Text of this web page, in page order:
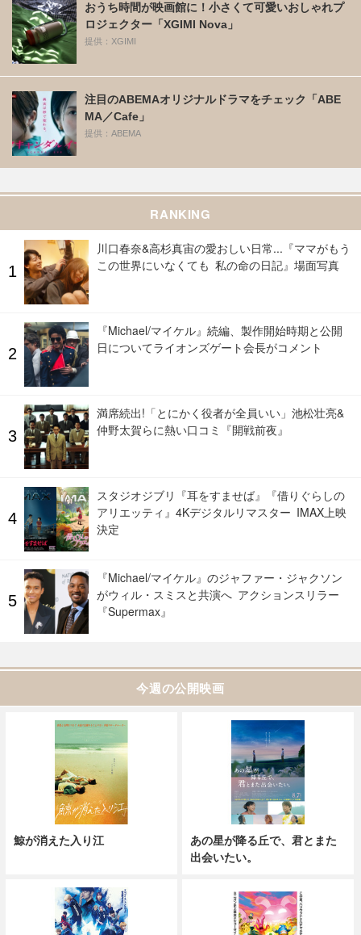
おうち時間が映画館に！小さくて可愛いおしゃれプ
ロジェクター「XGIMI Nova」
提供：XGIMI
注目のABEMAオリジナルドラマをチェック「ABE
MA／Cafe」
提供：ABEMA
RANKING
川口春奈&高杉真宙の愛おしい日常...『ママがもう
この世界にいなくても 私の命の日記』場面写真
『Michael/マイケル』続編、製作開始時期と公開
日についてライオンズゲート会長がコメント
満席続出!「とにかく役者が全員いい」池松壮亮&
仲野太賀らに熱い口コミ『開戦前夜』
スタジオジブリ『耳をすませば』『借りぐらしの
アリエッティ』4Kデジタルリマスター IMAX上映
決定
『Michael/マイケル』のジャファー・ジャクソン
がウィル・スミスと共演へ アクションスリラー
『Supermax』
今週の公開映画
鯨が消えた入り江
あの星が降る丘で、君とまた
出会いたい。